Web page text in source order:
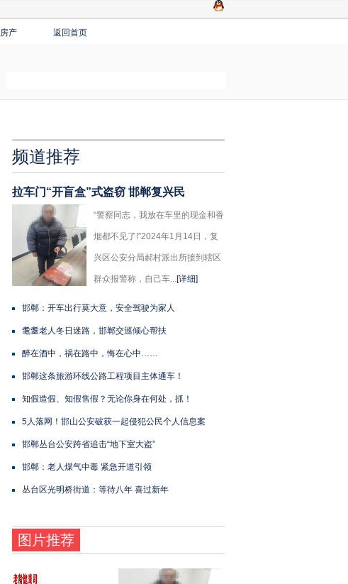
房产 返回首页
频道推荐
拉车门“开盲盒”式盗窃 邯郸复兴民
“警察同志，我放在车里的现金和香
烟都不见了!”2024年1月14日，复
兴区公安分局郝村派出所接到辖区
群众报警称，自己车...[详细]
邯郸：开车出行莫大意，安全驾驶为家人
耄耋老人冬日迷路，邯郸交巡倾心帮扶
醉在酒中，祸在路中，悔在心中……
邯郸这条旅游环线公路工程项目主体通车！
知假造假、知假售假？无论你身在何处，抓！
5人落网！邯山公安破获一起侵犯公民个人信息案
邯郸丛台公安跨省追击“地下室大盗”
邯郸：老人煤气中毒 紧急开道引领
丛台区光明桥街道：等待八年 喜过新年
图片推荐